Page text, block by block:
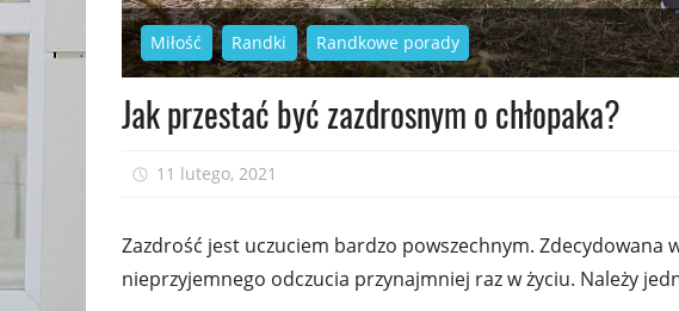
Miłość Randki Randkowe porady
Jak przestać być zazdrosnym o chłopaka?
11 lutego, 2021
Zazdrość jest uczuciem bardzo powszechnym. Zdecydowana
nieprzyjemnego odczucia przynajmniej raz w życiu. Należy